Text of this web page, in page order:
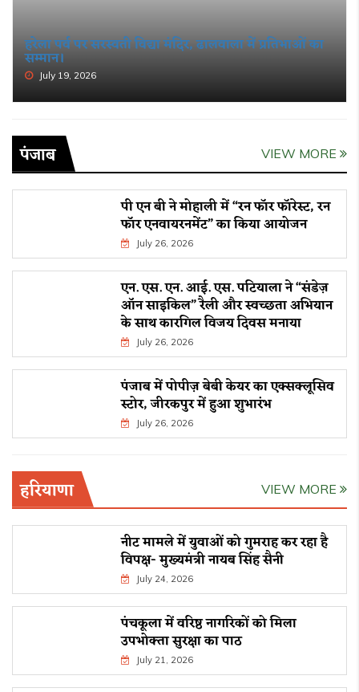
हरेला पर्व पर सरस्वती विद्या मंदिर, ढालवाला में प्रतिभाओं का
सम्मान।
July 19, 2026
पंजाब VIEW MORE
पी एन बी ने मोहाली में “रन फॉर फॉरेस्ट, रन
फॉर एनवायरनमेंट” का किया आयोजन
July 26, 2026
एन. एस. एन. आई. एस. पटियाला ने “संडेज़
ऑन साइकिल” रैली और स्वच्छता अभियान
के साथ कारगिल विजय दिवस मनाया
July 26, 2026
पंजाब में पोपीज़ बेबी केयर का एक्सक्लूसिव
स्टोर, जीरकपुर में हुआ शुभारंभ
July 26, 2026
हरियाणा VIEW MORE
नीट मामले में युवाओं को गुमराह कर रहा है
विपक्ष- मुख्यमंत्री नायब सिंह सैनी
July 24, 2026
पंचकूला में वरिष्ठ नागरिकों को मिला
उपभोक्ता सुरक्षा का पाठ
July 21, 2026